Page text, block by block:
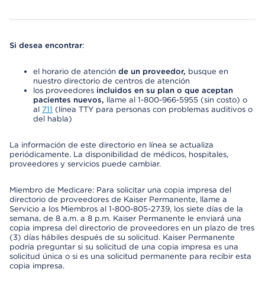
Si desea encontrar:
el horario de atención de un proveedor, busque en
nuestro directorio de centros de atención
los proveedores incluidos en su plan o que aceptan
pacientes nuevos, llame al 1-800-966-5955 (sin costo) o
al 711 (línea TTY para personas con problemas auditivos o
del habla)
La información de este directorio en línea se actualiza
periódicamente. La disponibilidad de médicos, hospitales,
proveedores y servicios puede cambiar.
Miembro de Medicare: Para solicitar una copia impresa del
directorio de proveedores de Kaiser Permanente, llame a
Servicio a los Miembros al 1-800-805-2739, los siete días de la
semana, de 8 a.m. a 8 p.m. Kaiser Permanente le enviará una
copia impresa del directorio de proveedores en un plazo de tres
(3) días hábiles después de su solicitud. Kaiser Permanente
podría preguntar si su solicitud de una copia impresa es una
solicitud única o si es una solicitud permanente para recibir esta
copia impresa.